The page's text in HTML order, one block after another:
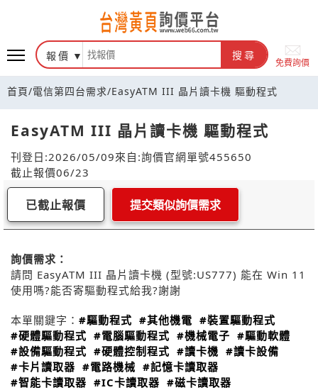
報價 搜尋
免費詢價
首頁/電信第四台需求/EasyATM III 晶片讀卡機 驅動程式
EasyATM III 晶片讀卡機 驅動程式
刊登日:2026/05/09來自:詢價官網單號455650
截止報價06/23
已截止報價 提交類似詢價需求
詢價需求：
請問 EasyATM III 晶片讀卡機 (型號:US777) 能在 Win 11
使用嗎?能否寄驅動程式給我?謝謝
本單關鍵字： #驅動程式 #其他機電 #裝置驅動程式
#硬體驅動程式 #電腦驅動程式 #機械電子 #驅動軟體
#設備驅動程式 #硬體控制程式 #讀卡機 #讀卡設備
#卡片讀取器 #電路機械 #記憶卡讀取器
#智能卡讀取器 #IC卡讀取器 #磁卡讀取器